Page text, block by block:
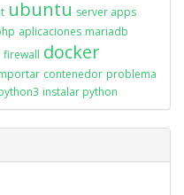
ubuntu server apps
aplicaciones mariadb
firewall docker
contenedor problema
instalar python